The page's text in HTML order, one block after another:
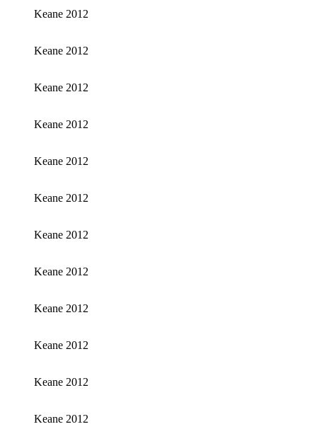
Keane 2012
Keane 2012
Keane 2012
Keane 2012
Keane 2012
Keane 2012
Keane 2012
Keane 2012
Keane 2012
Keane 2012
Keane 2012
Keane 2012